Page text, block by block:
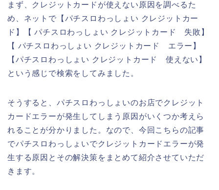
まず、クレジットカードが使えない原因を調べるた
め、ネットで【パチスロわっしょい クレジットカー
ド】【 パチスロわっしょい クレジットカード 失敗】
【 パチスロわっしょい クレジットカード エラー】
【パチスロわっしょい クレジットカード 使えない】
という感じで検索をしてみました。
そうすると、パチスロわっしょいのお店でクレジット
カードエラーが発生してしまう原因がいくつか考えら
れることが分かりました。なので、今回こちらの記事
でパチスロわっしょいでクレジットカードエラーが発
生する原因とその解決策をまとめて紹介させていただ
きます。